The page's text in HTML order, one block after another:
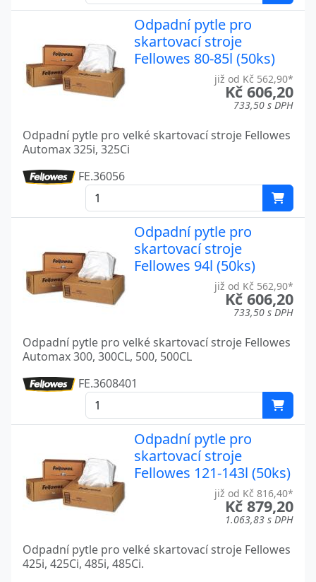
Odpadní pytle pro
skartovací stroje
Fellowes 80-85l (50ks)
již od Kč 562,90*
Kč 606,20
733,50 s DPH
Odpadní pytle pro velké skartovací stroje Fellowes
Automax 325i, 325Ci
FE.36056
Odpadní pytle pro
skartovací stroje
Fellowes 94l (50ks)
již od Kč 562,90*
Kč 606,20
733,50 s DPH
Odpadní pytle pro velké skartovací stroje Fellowes
Automax 300, 300CL, 500, 500CL
FE.3608401
Odpadní pytle pro
skartovací stroje
Fellowes 121-143l (50ks)
již od Kč 816,40*
Kč 879,20
1.063,83 s DPH
Odpadní pytle pro velké skartovací stroje Fellowes
425i, 425Ci, 485i, 485Ci.